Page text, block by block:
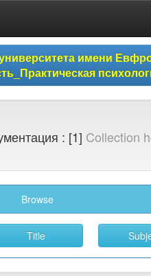
имени
: [1] Collection
Browse